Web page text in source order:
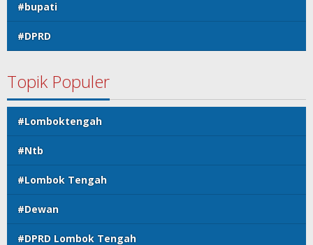
#bupati
#DPRD
Topik Populer
#Lomboktengah
#Ntb
#Lombok Tengah
#Dewan
#DPRD Lombok Tengah